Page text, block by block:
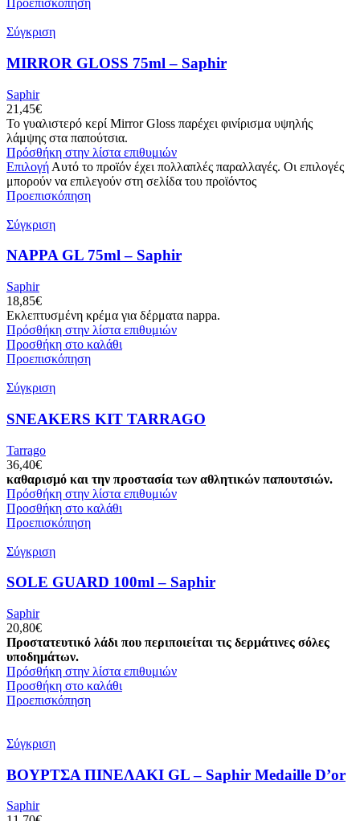
Προεπισκόπηση
Σύγκριση
MIRROR GLOSS 75ml – Saphir
Saphir
21,45€
Το γυαλιστερό κερί Mirror Gloss παρέχει φινίρισμα υψηλής
λάμψης στα παπούτσια.
Πρόσθήκη στην λίστα επιθυμιών
Επιλογή Αυτό το προϊόν έχει πολλαπλές παραλλαγές. Οι επιλογές
μπορούν να επιλεγούν στη σελίδα του προϊόντος
Προεπισκόπηση
Σύγκριση
NAPPA GL 75ml – Saphir
Saphir
18,85€
Εκλεπτυσμένη κρέμα για δέρματα nappa.
Πρόσθήκη στην λίστα επιθυμιών
Προσθήκη στο καλάθι
Προεπισκόπηση
Σύγκριση
SNEAKERS KIT TARRAGO
Tarrago
36,40€
καθαρισμό και την προστασία των αθλητικών παπουτσιών.
Πρόσθήκη στην λίστα επιθυμιών
Προσθήκη στο καλάθι
Προεπισκόπηση
Σύγκριση
SOLE GUARD 100ml – Saphir
Saphir
20,80€
Προστατευτικό λάδι που περιποιείται τις δερμάτινες σόλες
υποδημάτων.
Πρόσθήκη στην λίστα επιθυμιών
Προσθήκη στο καλάθι
Προεπισκόπηση
Σύγκριση
ΒΟΥΡΤΣΑ ΠΙΝΕΛΑΚΙ GL – Saphir Medaille D’or
Saphir